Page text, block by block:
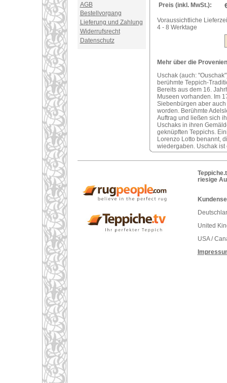
AGB
Bestellvorgang
Lieferung und Zahlung
Widerrufsrecht
Datenschutz
Preis (inkl. MwSt.):
Voraussichtliche
4 - 8 Werktage
Mehr über die
Uschak (auch:
berühmte Teppich-
Bereits aus dem 16.
Museen vorhanden. Im
Siebenbürgen aber
worden. Berühmte
Auftrag und ließen sich
Uschaks in ihren
geknüpften Teppichs.
Lorenzo Lotto benannt,
wiedergaben. Uschak
riesige
United
USA /